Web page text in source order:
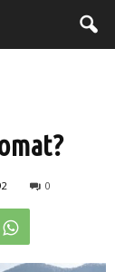
0